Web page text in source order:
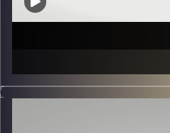
ניב טולדנו